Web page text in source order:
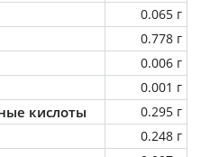
0.065 г
0.778 г
0.006 г
0.001 г
кислоты
0.295 г
0.248 г